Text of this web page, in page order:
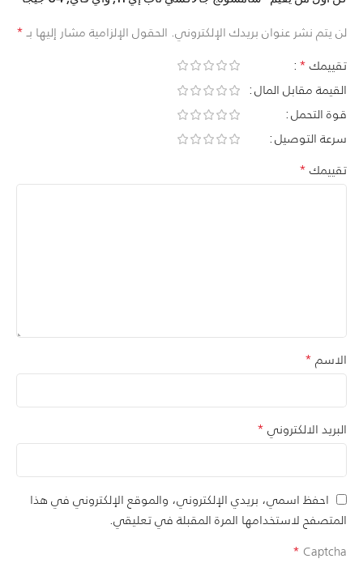
لن يتم نشر عنوان بريدك الإلكتروني. الحقول الإلزامية مشار إليها بـ*
تقييمك *
القيمة مقابل المال
قوة التحمل
سرعة التوصيل
تقييمك *
الاسم *
البريد الالكتروني *
احفظ اسمي، بريدي الإلكتروني، والموقع الإلكتروني في هذا
المتصفح لاستخدامها المرة المقبلة في تعليقي.
Captcha
*